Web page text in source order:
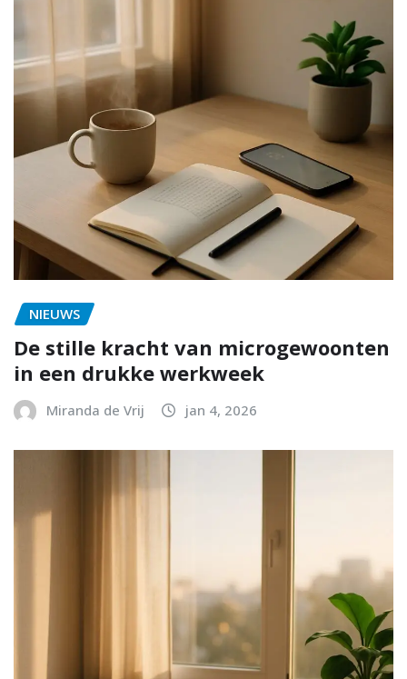
NIEUWS
De stille kracht van microgewoonten
in een drukke werkweek
Miranda de Vrij jan 4, 2026